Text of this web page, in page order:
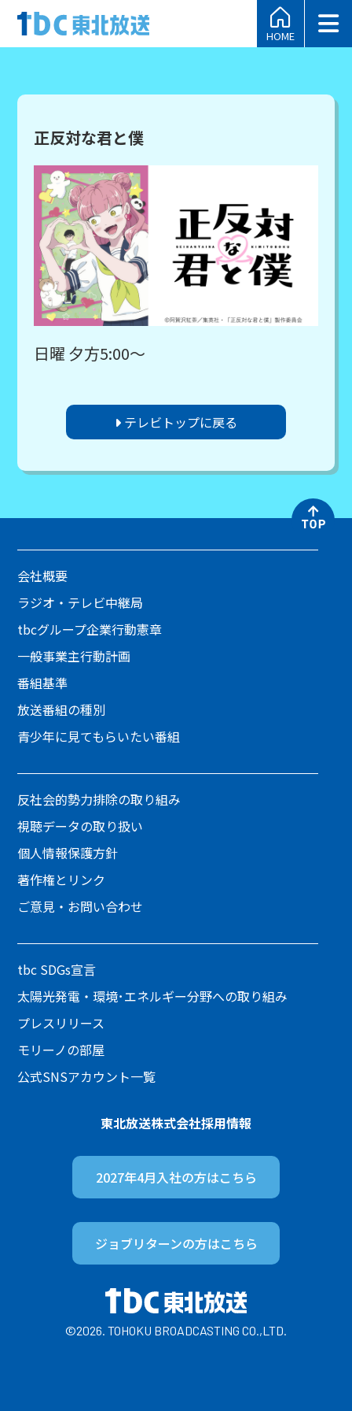
HOME
正反対な君と僕
日曜 夕方5:00～
テレビトップに戻る
会社概要
ラジオ・テレビ中継局
tbcグループ企業行動憲章
一般事業主行動計画
番組基準
放送番組の種別
青少年に見てもらいたい番組
反社会的勢力排除の取り組み
視聴データの取り扱い
個人情報保護方針
著作権とリンク
ご意見・お問い合わせ
tbc SDGs宣言
太陽光発電・環境･エネルギー分野への取り組み
プレスリリース
モリーノの部屋
公式SNSアカウント一覧
東北放送株式会社採用情報
2027年4月入社の方はこちら
ジョブリターンの方はこちら
©2026. TOHOKU BROADCASTING CO.,LTD.